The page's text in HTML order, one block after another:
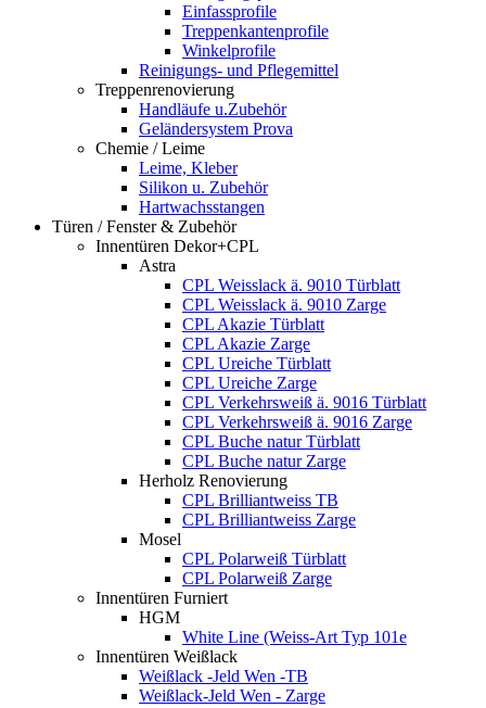
Einfassprofile
Treppenkantenprofile
Winkelprofile
Reinigungs- und Pflegemittel
Treppenrenovierung
Handläufe u.Zubehör
Geländersystem Prova
Chemie / Leime
Leime, Kleber
Silikon u. Zubehör
Hartwachsstangen
Türen / Fenster & Zubehör
Innentüren Dekor+CPL
Astra
CPL Weisslack ä. 9010 Türblatt
CPL Weisslack ä. 9010 Zarge
CPL Akazie Türblatt
CPL Akazie Zarge
CPL Ureiche Türblatt
CPL Ureiche Zarge
CPL Verkehrsweiß ä. 9016 Türblatt
CPL Verkehrsweiß ä. 9016 Zarge
CPL Buche natur Türblatt
CPL Buche natur Zarge
Herholz Renovierung
CPL Brilliantweiss TB
CPL Brilliantweiss Zarge
Mosel
CPL Polarweiß Türblatt
CPL Polarweiß Zarge
Innentüren Furniert
HGM
White Line (Weiss-Art Typ 101e
Innentüren Weißlack
Weißlack -Jeld Wen -TB
Weißlack-Jeld Wen - Zarge